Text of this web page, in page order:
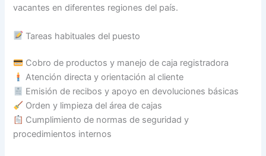
vacantes en diferentes regiones del país.
Tareas habituales del puesto
Cobro de productos y manejo de caja registradora
Atención directa y orientación al cliente
Emisión de recibos y apoyo en devoluciones básicas
Orden y limpieza del área de cajas
Cumplimiento de normas de seguridad y
procedimientos internos